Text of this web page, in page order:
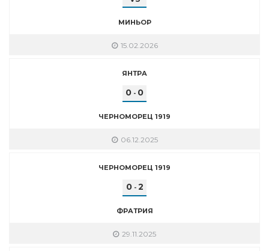
МИНЬОР
15.02.2026
ЯНТРА
0 - 0
ЧЕРНОМОРЕЦ 1919
06.12.2025
ЧЕРНОМОРЕЦ 1919
0- 2
ФРАТРИЯ
29.11.2025